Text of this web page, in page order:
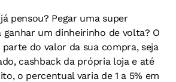
já pensou? Pegar uma super
ganhar um dinheirinho de volta? O
parte do valor da sua compra, seja
cashback da própria loja e até
o percentual varia de 1 a 5% em